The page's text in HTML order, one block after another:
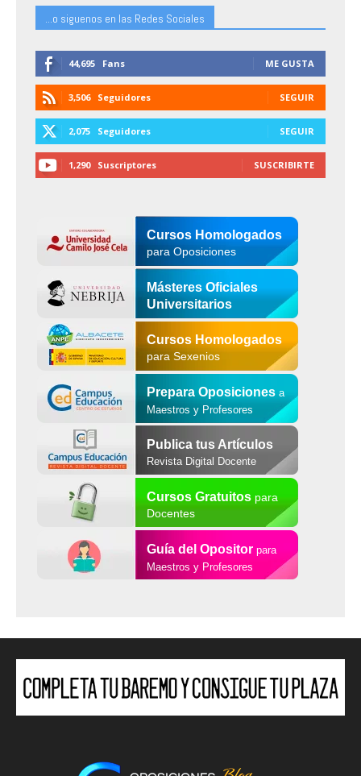
...o siguenos en las Redes Sociales
44,695 Fans ME GUSTA
3,506 Seguidores SEGUIR
2,075 Seguidores SEGUIR
1,290 Suscriptores SUSCRIBIRTE
Cursos Homologados
para Oposiciones
Másteres Oficiales
Universitarios
Cursos Homologados
para Sexenios
Prepara Oposiciones a
Maestros y Profesores
Publica tus Artículos
Revista Digital Docente
Cursos Gratuitospara
Docentes
Guía del Opositor para
Maestros y Profesores